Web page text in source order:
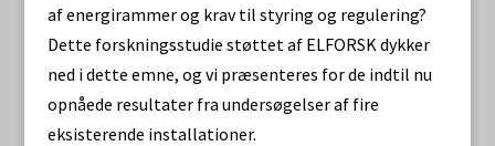
af energirammer og krav til styring og regulering?
Dette forskningsstudie støttet af ELFORSK dykker
ned i dette emne, og vi præsenteres for de indtil nu
opnåede resultater fra undersøgelser af fire
eksisterende installationer.